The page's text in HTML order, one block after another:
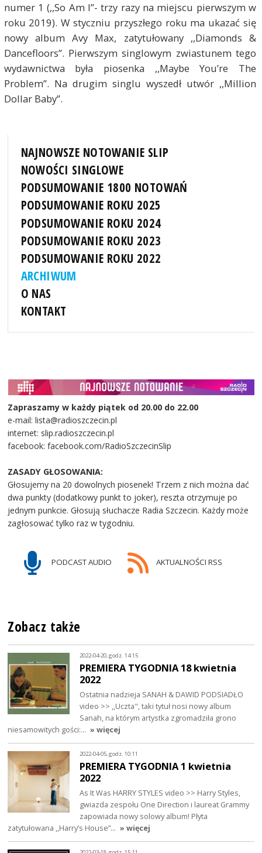
numer 1 (,,So Am I”- trzy razy na miejscu pierwszym w
roku 2019). W styczniu przyszłego roku ma ukazać się
nowy album Avy Max, zatytułowany ,,Diamonds &
Dancefloors”. Pierwszym singlowym zwiastunem tego
wydawnictwa była piosenka ,,Maybe You’re The
Problem”. Na drugim singlu wyszedł utwór ,,Million
Dollar Baby”.
NAJNOWSZE NOTOWANIE SLIP
NOWOŚCI SINGLOWE
PODSUMOWANIE 1800 NOTOWAŃ
PODSUMOWANIE ROKU 2025
PODSUMOWANIE ROKU 2024
PODSUMOWANIE ROKU 2023
PODSUMOWANIE ROKU 2022
ARCHIWUM
O NAS
KONTAKT
Zapraszamy w każdy piątek od 20.00 do 22.00
e-mail: lista@radioszczecin.pl
internet: slip.radioszczecin.pl
facebook: facebook.com/RadioSzczecinSlip
ZASADY GŁOSOWANIA:
Głosujemy na 20 dowolnych piosenek! Trzem z nich można dać
dwa punkty (dodatkowy punkt to joker), reszta otrzymuje po
jednym punkcie. Głosują słuchacze Radia Szczecin. Każdy może
zagłosować tylko raz w tygodniu.
PODCAST AUDIO AKTUALNOŚCI RSS
Zobacz także
2022-04-20, godz. 14:15
PREMIERA TYGODNIA 18 kwietnia
2022
Ostatnia nadzieja SANAH & DAWID PODSIADŁO
video >> ,,Uczta", taki tytuł nosi nowy album
Sanah, na którym artystka zgromadziła grono
niesamowitych gości:… » więcej
2022-04-05, godz. 10:11
PREMIERA TYGODNIA 1 kwietnia
2022
As It Was HARRY STYLES video >> Harry Styles,
gwiazda zespołu One Direction i laureat Grammy
zapowiada nowy solowy album! Płyta
zatytułowana ,,Harry’s House”… » więcej